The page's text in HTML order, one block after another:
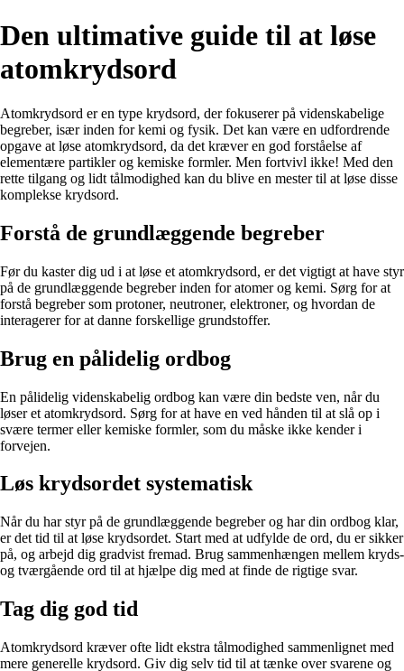
Den ultimative guide til at løse
atomkrydsord
Atomkrydsord er en type krydsord, der fokuserer på videnskabelige
begreber, især inden for kemi og fysik. Det kan være en udfordrende
opgave at løse atomkrydsord, da det kræver en god forståelse af
elementære partikler og kemiske formler. Men fortvivl ikke! Med den
rette tilgang og lidt tålmodighed kan du blive en mester til at løse disse
komplekse krydsord.
Forstå de grundlæggende begreber
Før du kaster dig ud i at løse et atomkrydsord, er det vigtigt at have styr
på de grundlæggende begreber inden for atomer og kemi. Sørg for at
forstå begreber som protoner, neutroner, elektroner, og hvordan de
interagerer for at danne forskellige grundstoffer.
Brug en pålidelig ordbog
En pålidelig videnskabelig ordbog kan være din bedste ven, når du
løser et atomkrydsord. Sørg for at have en ved hånden til at slå op i
svære termer eller kemiske formler, som du måske ikke kender i
forvejen.
Løs krydsordet systematisk
Når du har styr på de grundlæggende begreber og har din ordbog klar,
er det tid til at løse krydsordet. Start med at udfylde de ord, du er sikker
på, og arbejd dig gradvist fremad. Brug sammenhængen mellem kryds-
og tværgående ord til at hjælpe dig med at finde de rigtige svar.
Tag dig god tid
Atomkrydsord kræver ofte lidt ekstra tålmodighed sammenlignet med
mere generelle krydsord. Giv dig selv tid til at tænke over svarene og